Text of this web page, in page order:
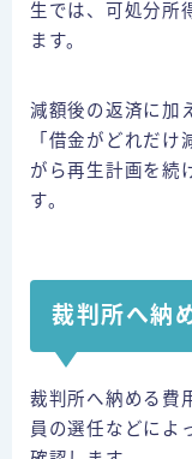
生では、可処分所
ます。
減額後の返済に加
「借金がどれだ
がら再生計画を続
す。
裁判所へ納
裁判所へ納める費
員の選任などによ